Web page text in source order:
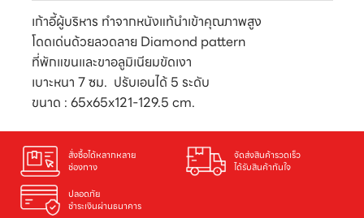
เก้าอี้ผู้บริหาร ทำจากหนังแท้นำเข้าคุณภาพสูง
โดดเด่นด้วยลวดลาย Diamond pattern
ที่พักแขนและขาอลูมิเนียมขัดเงา
เบาะหนา 7 ซม. ปรับเอนได้ 5 ระดับ
ขนาด : 65x65x121-129.5 cm.
สั่งซื้อได้หลากหลาย
ช่องทาง
จัดส่งสินค้ารวดเร็ว
ได้รับสินค้าทันใจ
ปลอดภัย
ชำระเงินผ่านธนาคาร